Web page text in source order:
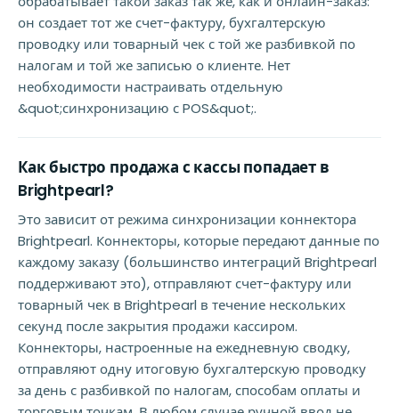
он создает тот же счет-фактуру, бухгалтерскую
проводку или товарный чек с той же разбивкой по
налогам и той же записью о клиенте. Нет
необходимости настраивать отдельную
&quot;синхронизацию с POS&quot;.
Как быстро продажа с кассы попадает в
Brightpearl?
Это зависит от режима синхронизации коннектора
Brightpearl. Коннекторы, которые передают данные по
каждому заказу (большинство интеграций Brightpearl
поддерживают это), отправляют счет-фактуру или
товарный чек в Brightpearl в течение нескольких
секунд после закрытия продажи кассиром.
Коннекторы, настроенные на ежедневную сводку,
отправляют одну итоговую бухгалтерскую проводку
за день с разбивкой по налогам, способам оплаты и